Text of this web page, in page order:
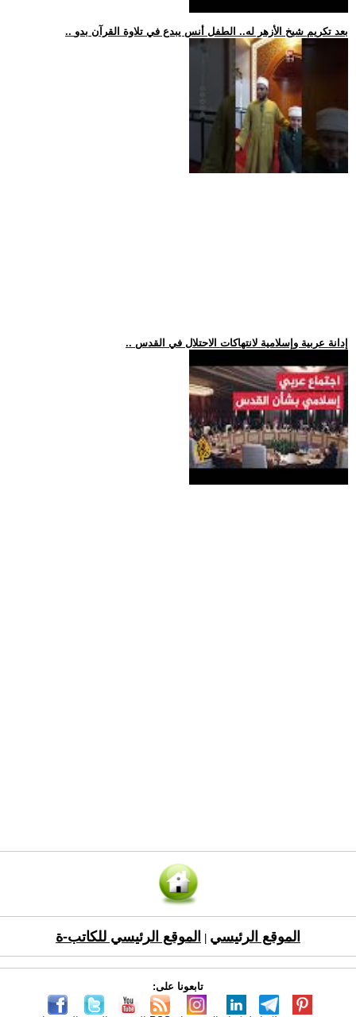
.. بعد تكريم شيخ الأزهر له.. الطفل أنس يبدع في تلاوة القرآن بدو
.. إدانة عربية وإسلامية لانتهاكات الاحتلال في القدس
الموقع الرئيسي الموقع الرئيسي للكاتب-ة
تابعونا على: